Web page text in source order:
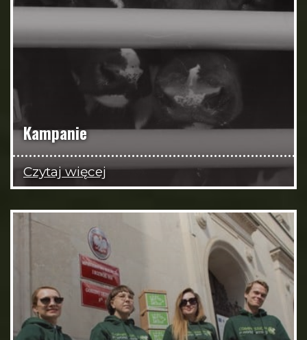
Kampanie
Czytaj więcej